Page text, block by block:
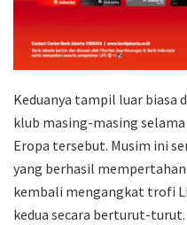
Keduanya tampil luar biasa
klub masing-masing
Eropa tersebut. Musim ini
yang berhasil
kembali mengangkat trofi
kedua secara berturut-turut.